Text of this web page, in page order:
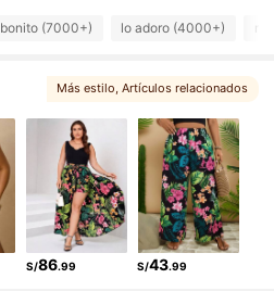
bonito (7000+) lo adoro (4000+)
Más estilo, Artículos relacionados
S/86.99 S/43.99